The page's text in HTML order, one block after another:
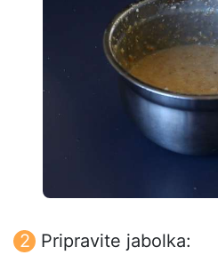
Pripravite jabolka: